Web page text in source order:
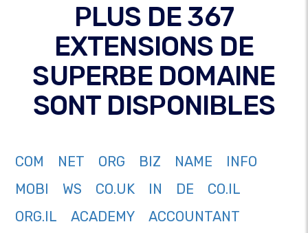
PLUS DE 367
EXTENSIONS DE
SUPERBE DOMAINE
SONT DISPONIBLES
COM NET ORG BIZ NAME
INFO
MOBI
WS CO.UK IN DE
CO.IL
ORG.IL
ACADEMY
ACCOUNTANT